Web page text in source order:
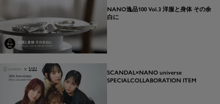
NANO逸品100 Vol.3 洋服と身体 その余
白に
SCANDAL×NANO universe
SPECIALCOLLABORATION ITEM